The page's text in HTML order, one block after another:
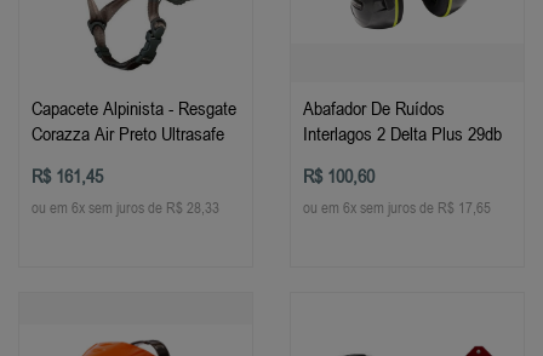
Capacete Alpinista - Resgate
Corazza Air Preto Ultrasafe
R$ 161,45
ou em 6x sem juros de R$ 28,33
Abafador De Ruídos
Interlagos 2 Delta Plus 29db
R$ 100,60
ou em 6x sem juros de R$ 17,65